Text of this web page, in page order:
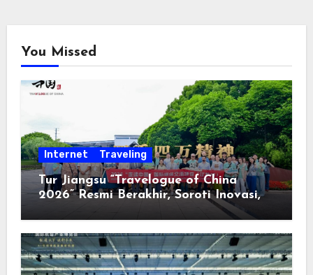
You Missed
Internet Traveling
Tur Jiangsu “Travelogue of China
2026” Resmi Berakhir, Soroti Inovasi,
Keterbukaan, dan Pembangunan